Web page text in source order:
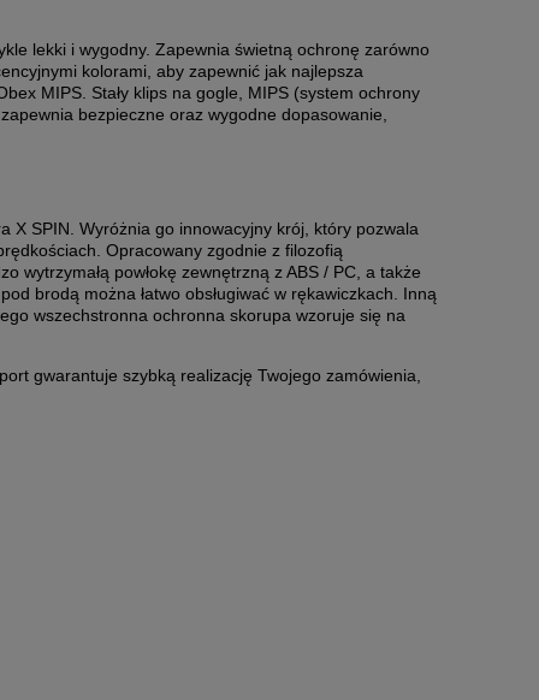
lekki i wygodny. Zapewnia świetną ochronę zarówno
kolorami, aby zapewnić jak najlepsza
MIPS. Stały klips na gogle, MIPS (system ochrony
bezpieczne oraz wygodne dopasowanie,
X SPIN. Wyróżnia go innowacyjny krój, który pozwala
Opracowany zgodnie z filozofią
wytrzymałą powłokę zewnętrzną z ABS / PC, a także
brodą można łatwo obsługiwać w rękawiczkach. Inną
wszechstronna ochronna skorupa wzoruje się na
gwarantuje szybką realizację Twojego zamówienia,